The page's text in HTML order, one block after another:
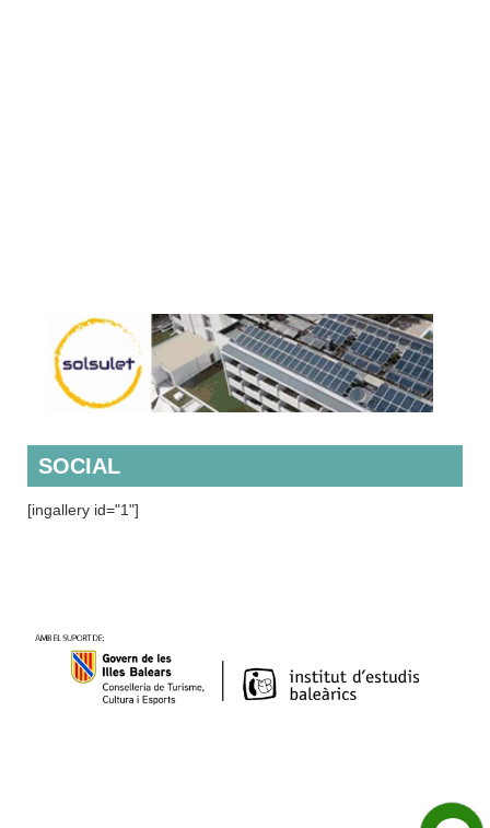
SOCIAL
[ingallery id="1"]